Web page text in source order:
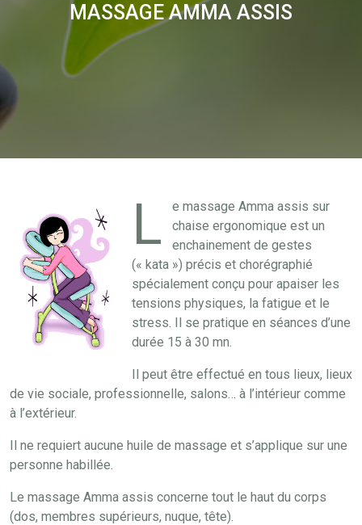
MASSAGE AMMA ASSIS
L
e massage Amma assis sur
chaise ergonomique est un
enchainement de gestes
(« kata ») précis et chorégraphié
spécialement conçu pour apaiser les
tensions physiques, la fatigue et le
stress. Il se pratique en séances d’une
durée 15 à 30 mn.
Il peut être effectué en tous lieux, lieux
de vie sociale, professionnelle, salons… à l’intérieur comme
à l’extérieur.
Il ne requiert aucune huile de massage et s’applique sur une
personne habillée.
Le massage Amma assis concerne tout le haut du corps
(dos, membres supérieurs, nuque, tête).